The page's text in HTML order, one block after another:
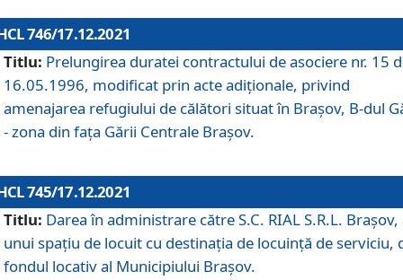
746/17.12.2021
Titlu: Prelungirea duratei contractului de asociere nr. 15
16.05.1996, modificat prin acte adiționale, privind
amenajarea refugiului de călători situat în Brașov, B-dul
- zona din faţa Gării Centrale Brașov.
745/17.12.2021
Titlu: Darea în administrare către S.C. RIAL S.R.L. Brașov,
unui spațiu de locuit cu destinația de locuință de serviciu,
fondul locativ al Municipiului Brașov.